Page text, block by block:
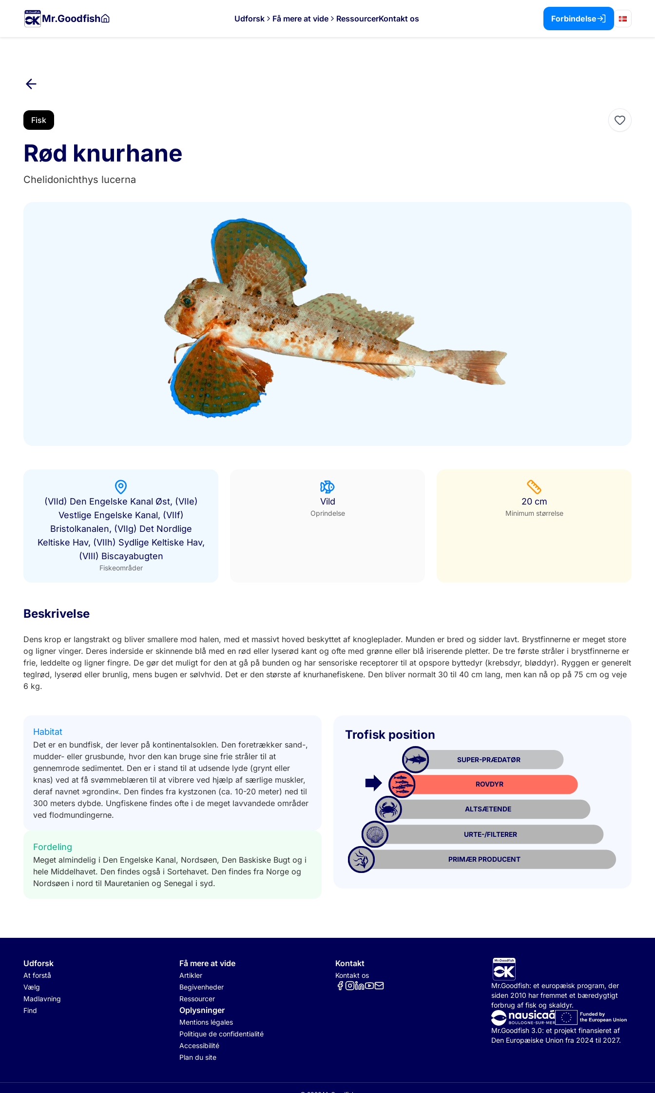
hovedindholdet
Mr.Goodfish Udforsk Få mere at vide RessourcerKontakt os Forbindelse
Fisk
Rød knurhane
Chelidonichthys lucerna
(VIId) Den Engelske Kanal Øst, (VIIe)
Vestlige Engelske Kanal, (VIIf)
Bristolkanalen, (VIIg) Det Nordlige
Keltiske Hav, (VIIh) Sydlige Keltiske Hav,
(VIII) Biscayabugten
Fiskeområder
Vild
Oprindelse
20 cm
Minimum størrelse
Beskrivelse
Dens krop er langstrakt og bliver smallere mod halen, med et massivt hoved beskyttet af knogleplader. Munden er bred og sidder lavt. Brystfinnerne er meget store
og ligner vinger. Deres inderside er skinnende blå med en rød eller lyserød kant og ofte med grønne eller blå iriserende pletter. De tre første stråler i brystfinnerne er
frie, leddelte og ligner fingre. De gør det muligt for den at gå på bunden og har sensoriske receptorer til at opspore byttedyr (krebsdyr, bløddyr). Ryggen er generelt
teglrød, lyserød eller brunlig, mens bugen er sølvhvid. Det er den største af knurhanefiskene. Den bliver normalt 30 til 40 cm lang, men kan nå op på 75 cm og veje
6 kg.
Habitat
Det er en bundfisk, der lever på kontinentalsoklen. Den foretrækker sand-,
mudder- eller grusbunde, hvor den kan bruge sine frie stråler til at
gennemrode sedimentet. Den er i stand til at udsende lyde (grynt eller
knas) ved at få svømmeblæren til at vibrere ved hjælp af særlige muskler,
deraf navnet »grondin«. Den findes fra kystzonen (ca. 10-20 meter) ned til
300 meters dybde. Ungfiskene findes ofte i de meget lavvandede områder
ved flodmundingerne.
Fordeling
Meget almindelig i Den Engelske Kanal, Nordsøen, Den Baskiske Bugt og i
hele Middelhavet. Den findes også i Sortehavet. Den findes fra Norge og
Nordsøen i nord til Mauretanien og Senegal i syd.
Trofisk position
ROVDYR
ALTSÆTENDE
URTE-/FILTERER
PRIMÆR PRODUCENT
SUPER-PRÆDATØR
Udforsk
At forstå
Vælg
Madlavning
Find
Få mere at vide
Artikler
Begivenheder
Ressourcer
Oplysninger
Mentions légales
Politique de confidentialité
Accessibilité
Plan du site
Kontakt
Kontakt os
Réseaux sociaux
Mr.Goodfish: et europæisk program, der
siden 2010 har fremmet et bæredygtigt
forbrug af fisk og skaldyr.
Mr.Goodfish 3.0: et projekt finansieret af
Den Europæiske Union fra 2024 til 2027.